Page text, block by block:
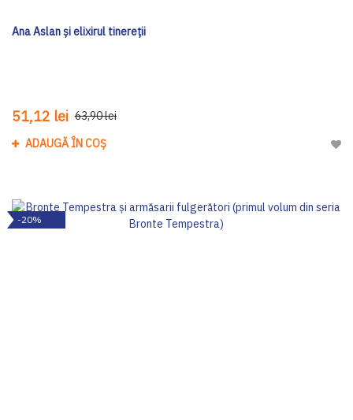
Ana Aslan și elixirul tinereții
51,12 lei 63,90 lei
ADAUGĂ ÎN COȘ
-20%